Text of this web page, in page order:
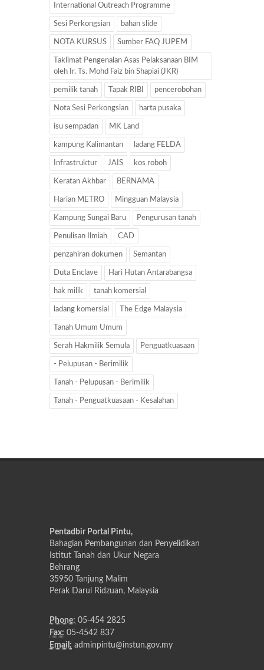
International Outreach Programme
Sesi Perkongsian bahan slide
NOTA KURSUS Sumber FAQ JUPEM
Taklimat Pengenalan Asas Pelaksanaan BIM
oleh Ir. Ts. Mohd Faiz bin Shapiai (JKR)
pemilik tanah Tapak RIBI pencerobohan
Nota Sesi Perkongsian harta pusaka
isu sempadan MK Land
kampung Kalimantan ladang FELDA
Infrastruktur JAIS kos roboh
Keratan Akhbar BERNAMA
Harian METRO Mingguan Malaysia
Kampung Sungai Baru Pengurusan tanah
Penulisan Ilmiah CAD
penzahiran dokumen Semantan
Duta Enclave Hari Hutan Antarabangsa
hak milik tanah komersial
ladang komersial The Edge Malaysia
Tanah Umum Umum
Serah Hakmilik Semula Penguatkuasaan
- Pelupusan - Berimilik
Tanah - Pelupusan - Berimilik
Tanah - Penguatkuasaan - Kesalahan
Pentadbir Portal Pintu,
Bahagian Pembangunan dan Penyelidikan
Istitut Tanah dan Ukur Negara
Behrang
35950 Tanjung Malim
Perak Darul Ridzuan, Malaysia
Phone: 05-454 2825
Fax: 05-4542 837
Email: adminpintu@instun.gov.my